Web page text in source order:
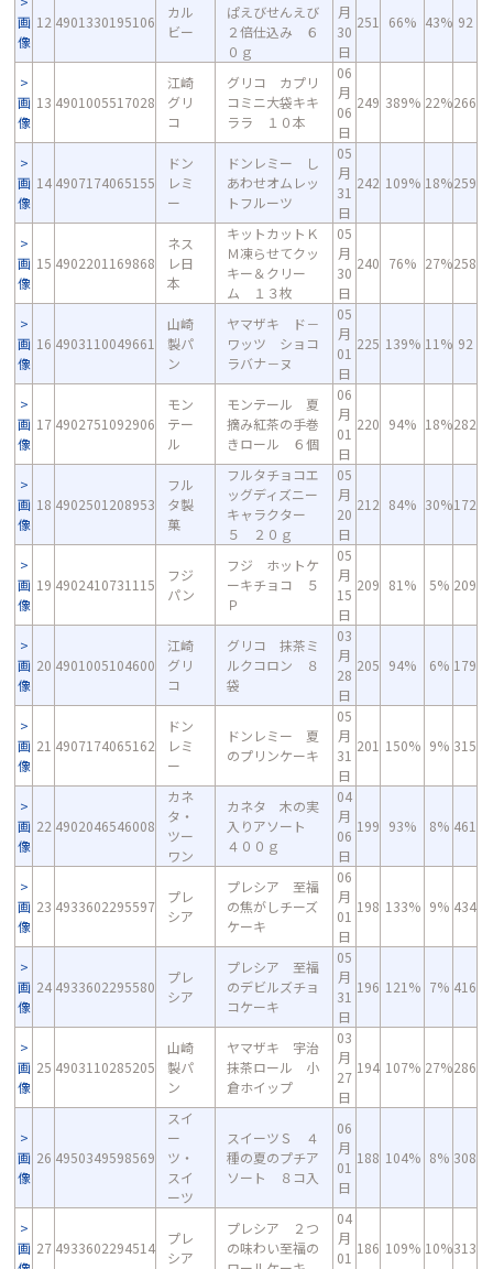
画
像
12 4901330195106
カル
ビー
ぱえびせんえび
２倍仕込み ６
０ｇ
月
30
日
251 66% 43% 92
画
像
13 4901005517028
江崎
グリ
コ
グリコ カプリ
コミニ大袋キキ
ララ １０本
06
月
06
日
249 389% 22%266
画
像
14 4907174065155
ドン
レミ
ー
ドンレミー し
あわせオムレッ
トフルーツ
05
月
31
日
242 109% 18%259
画
像
15 4902201169868
ネス
レ日
本
キットカットＫ
Ｍ凍らせてクッ
キー＆クリー
ム １３枚
05
月
30
日
240 76% 27%258
画
像
16 4903110049661
山崎
製パ
ン
ヤマザキ ド－
ワッツ ショコ
ラバナ－ヌ
05
月
01
日
225 139% 11% 92
画
像
17 4902751092906
モン
テー
ル
モンテール 夏
摘み紅茶の手巻
きロール ６個
06
月
01
日
220 94% 18%282
画
像
18 4902501208953
フル
タ製
菓
フルタチョコエ
ッグディズニー
キャラクター
５ ２０ｇ
05
月
20
日
212 84% 30%172
画
像
19 4902410731115
フジ
パン
フジ ホットケ
ーキチョコ ５
Ｐ
05
月
15
日
209 81% 5% 209
画
像
20 4901005104600
江崎
グリ
コ
グリコ 抹茶ミ
ルクコロン ８
袋
03
月
28
日
205 94% 6% 179
画
像
21 4907174065162
ドン
レミ
ー
ドンレミー 夏
のプリンケーキ
05
月
31
日
201 150% 9% 315
画
像
22 4902046546008
カネ
タ・
ツー
ワン
カネタ 木の実
入りアソート
４００ｇ
04
月
06
日
199 93% 8% 461
画
像
23 4933602295597
プレ
シア
プレシア 至福
の焦がしチーズ
ケーキ
06
月
01
日
198 133% 9% 434
画
像
24 4933602295580
プレ
シア
プレシア 至福
のデビルズチョ
コケーキ
05
月
31
日
196 121% 7% 416
画
像
25 4903110285205
山崎
製パ
ン
ヤマザキ 宇治
抹茶ロール 小
倉ホイップ
03
月
27
日
194 107% 27%286
画
像
26 4950349598569
スイ
ー
ツ・
スイ
ーツ
スイーツＳ ４
種の夏のプチア
ソート ８コ入
06
月
01
日
188 104% 8% 308
画 27 4933602294514
プレ
シア
プレシア ２つ
の味わい至福の
04
月
01
186 109% 10%313